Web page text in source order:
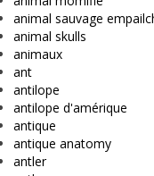
animal sauvage
animal skulls
animaux
ant
antilope
antilope d'amérique
antique
antique anatomy
antler